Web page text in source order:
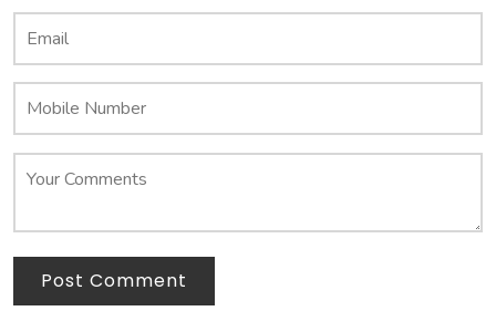
Post Comment